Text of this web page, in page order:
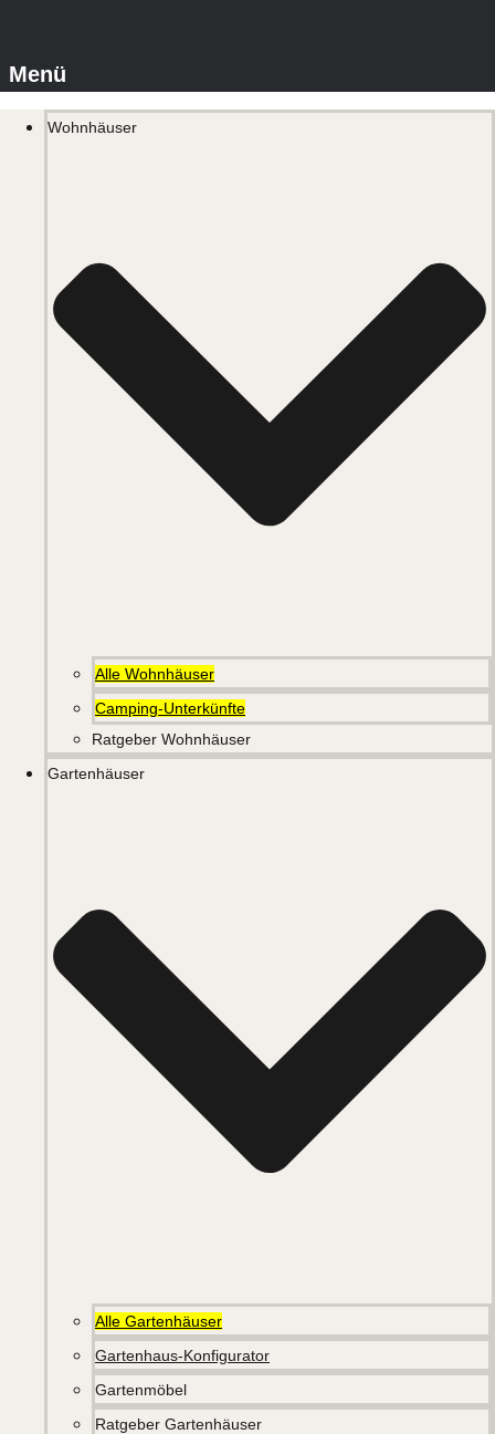
Wohnhäuser
Alle Wohnhäuser
Camping-Unterkünfte
Ratgeber Wohnhäuser
Gartenhäuser
Alle Gartenhäuser
Gartenhaus-Konfigurator
Gartenmöbel
Ratgeber Gartenhäuser